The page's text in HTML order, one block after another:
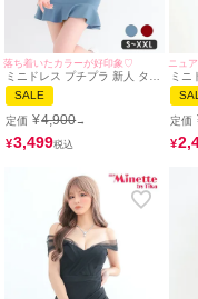
落ち着いたカラーが好印象♡
ミニドレス プチプラ 新人 タイ
ト ワンピース オフショル ラウ
ンジ マーメイド 半袖 低身長
胸元隠し スナック 同伴 裾フリ
ル 水色 キャバドレス (みのり
着用/S~XXLサイズ対応) |
myMinette/マイミネット
SALE
定価 ¥4,900→
¥3,499
ニュ
ミニ
イト
ー
せ
ラッ
ん着
定価
¥